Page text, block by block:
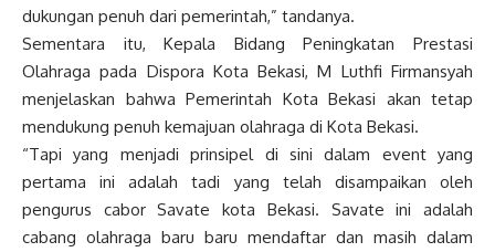
dukungan penuh dari pemerintah,” tandanya.
Sementara itu, Kepala Bidang Peningkatan Prestasi
Olahraga pada Dispora Kota Bekasi, M Luthfi Firmansyah
menjelaskan bahwa Pemerintah Kota Bekasi akan tetap
mendukung penuh kemajuan olahraga di Kota Bekasi.
“Tapi yang menjadi prinsipel di sini dalam event yang
pertama ini adalah tadi yang telah disampaikan oleh
pengurus cabor Savate kota Bekasi. Savate ini adalah
cabang olahraga baru baru mendaftar dan masih dalam